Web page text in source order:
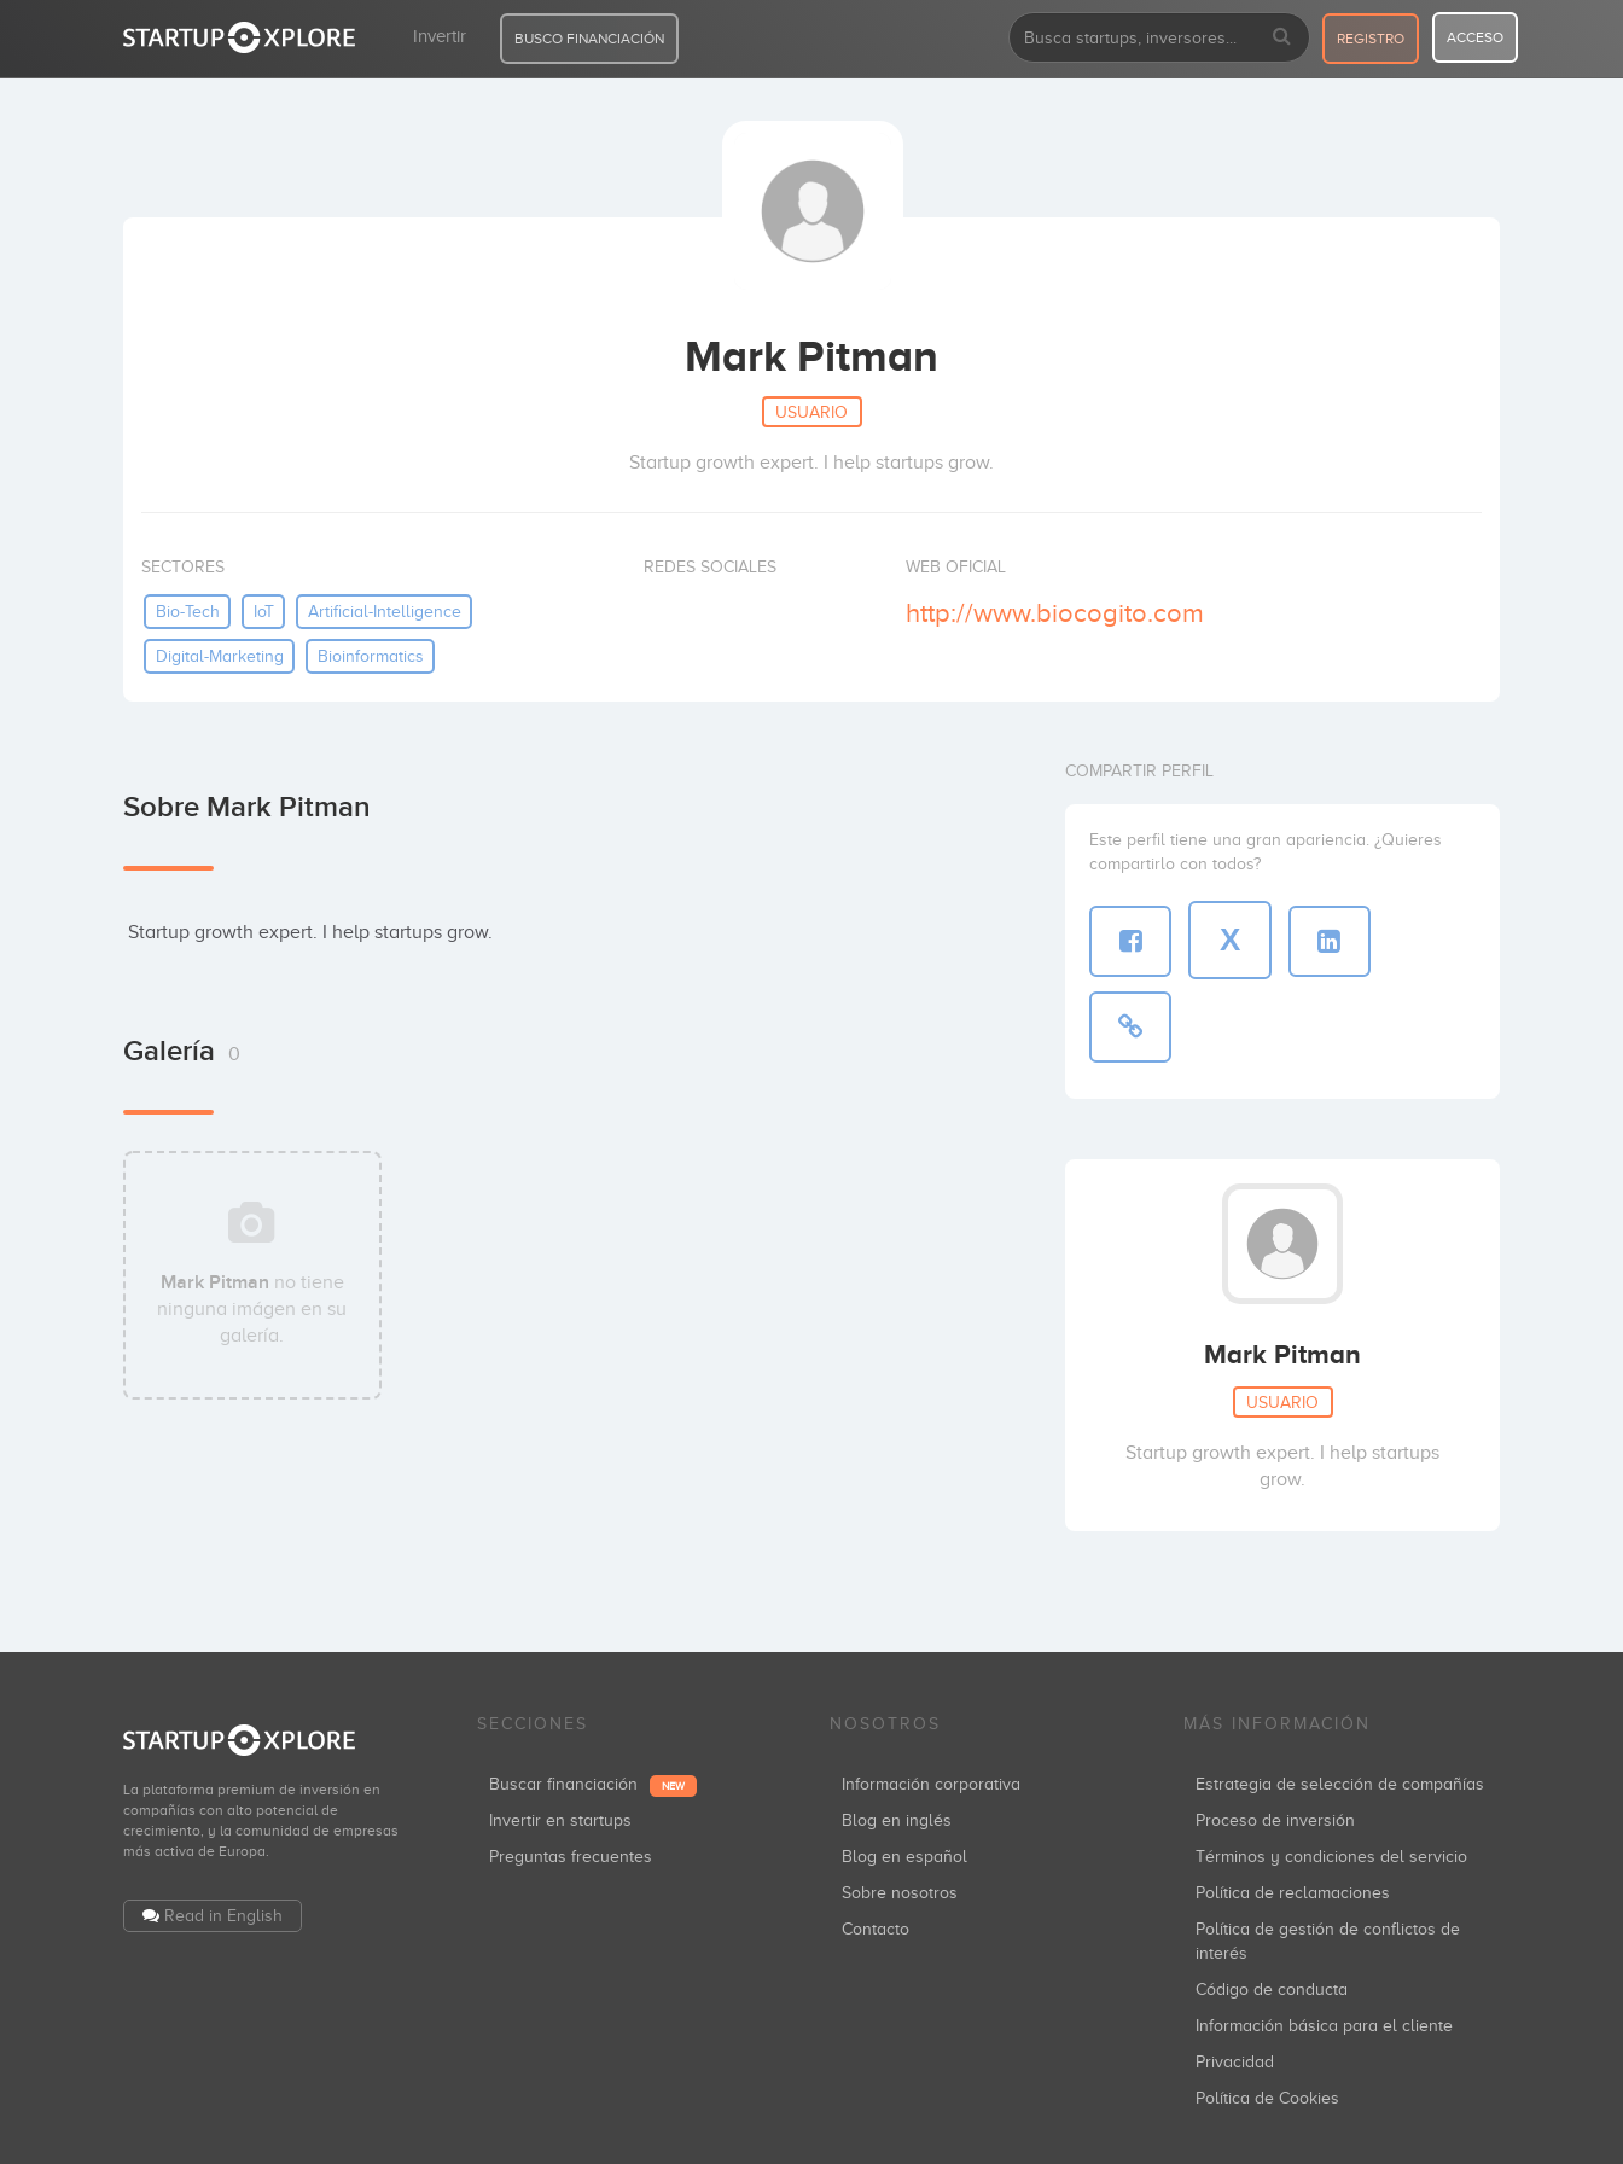
Invertir BUSCO FINANCIACIÓN REGISTRO ACCESO
Mark Pitman
USUARIO
Startup growth expert. I help startups grow.
SECTORES
Bio-Tech IoT Artificial-Intelligence
Digital-Marketing Bioinformatics
REDES SOCIALES WEB OFICIAL
http://www.biocogito.com
Sobre Mark Pitman
Startup growth expert. I help startups grow.
Galería 0
Mark Pitman no tiene
ninguna imágen en su
galería.
COMPARTIR PERFIL
Este perfil tiene una gran apariencia. ¿Quieres
compartirlo con todos?
X
Mark Pitman
USUARIO
Startup growth expert. I help startups
grow.
La plataforma premium de inversión en
compañías con alto potencial de
crecimiento, y la comunidad de empresas
más activa de Europa.
Read in English
SECCIONES
Buscar financiación NEW
Invertir en startups
Preguntas frecuentes
NOSOTROS
Información corporativa
Blog en inglés
Blog en español
Sobre nosotros
Contacto
MÁS INFORMACIÓN
Estrategia de selección de compañías
Proceso de inversión
Términos y condiciones del servicio
Política de reclamaciones
Política de gestión de conflictos de
interés
Código de conducta
Información básica para el cliente
Privacidad
Política de Cookies